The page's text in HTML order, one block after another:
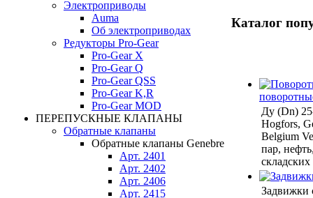
Электроприводы
Auma
Об электроприводах
Редукторы Pro-Gear
Pro-Gear X
Pro-Gear Q
Pro-Gear QSS
Pro-Gear K,R
Pro-Gear MOD
ПЕРЕПУСКНЫЕ КЛАПАНЫ
Обратные клапаны
Обратные клапаны Genebre
Арт. 2401
Арт. 2402
Арт. 2406
Арт. 2415
Каталог
Ду (Dn)
Hogfors,
Belgium
пар,
Задвижки